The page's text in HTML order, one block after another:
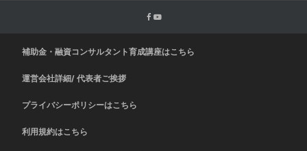
補助金・融資コンサルタント育成講座はこちら
運営会社詳細/ 代表者ご挨拶
プライバシーポリシーはこちら
利用規約はこちら